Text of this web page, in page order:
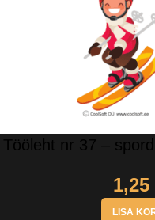
Tööleht nr 37 –
1,25
LISA